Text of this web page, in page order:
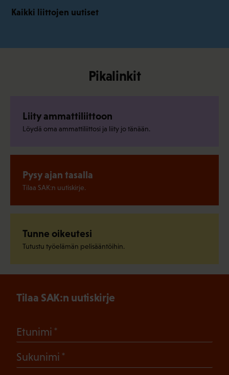
Kaikki liittojen uutiset
Pikalinkit
Liity ammattiliittoon
Löydä oma ammattiliittosi ja liity jo tänään.
Pysy ajan tasalla
Tilaa SAK:n uutiskirje.
Tunne oikeutesi
Tutustu työelämän pelisääntöihin.
Tilaa SAK:n uutiskirje
Etunimi
Sukunimi